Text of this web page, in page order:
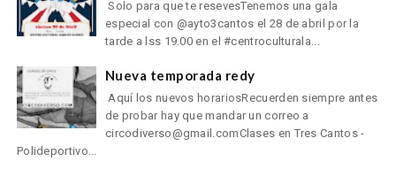
Solo para que te resevesTenemos una gala
especial con @ayto3cantos el 28 de abril por la
tarde a lss 19.00 en el #centroculturala...
Nueva temporada redy
Aquí los nuevos horariosRecuerden siempre antes
de probar hay que mandar un correo a
circodiverso@gmail.comClases en Tres Cantos -
Polideportivo...